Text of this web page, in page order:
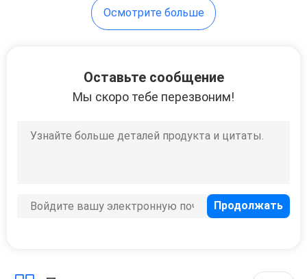
Осмотрите больше
Оставьте сообщение
Мы скоро тебе перезвоним!